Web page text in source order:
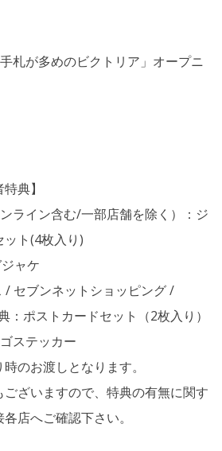
札が多めのビクトリア」オープニ
典】
ライン含む/一部店舗を除く）：ジ
ト(4枚入り)
ャケ
セブンネットショッピング /
：ポストカードセット（2枚入り）
ステッカー
のお渡しとなります。
ざいますので、特典の有無に関す
店へご確認下さい。